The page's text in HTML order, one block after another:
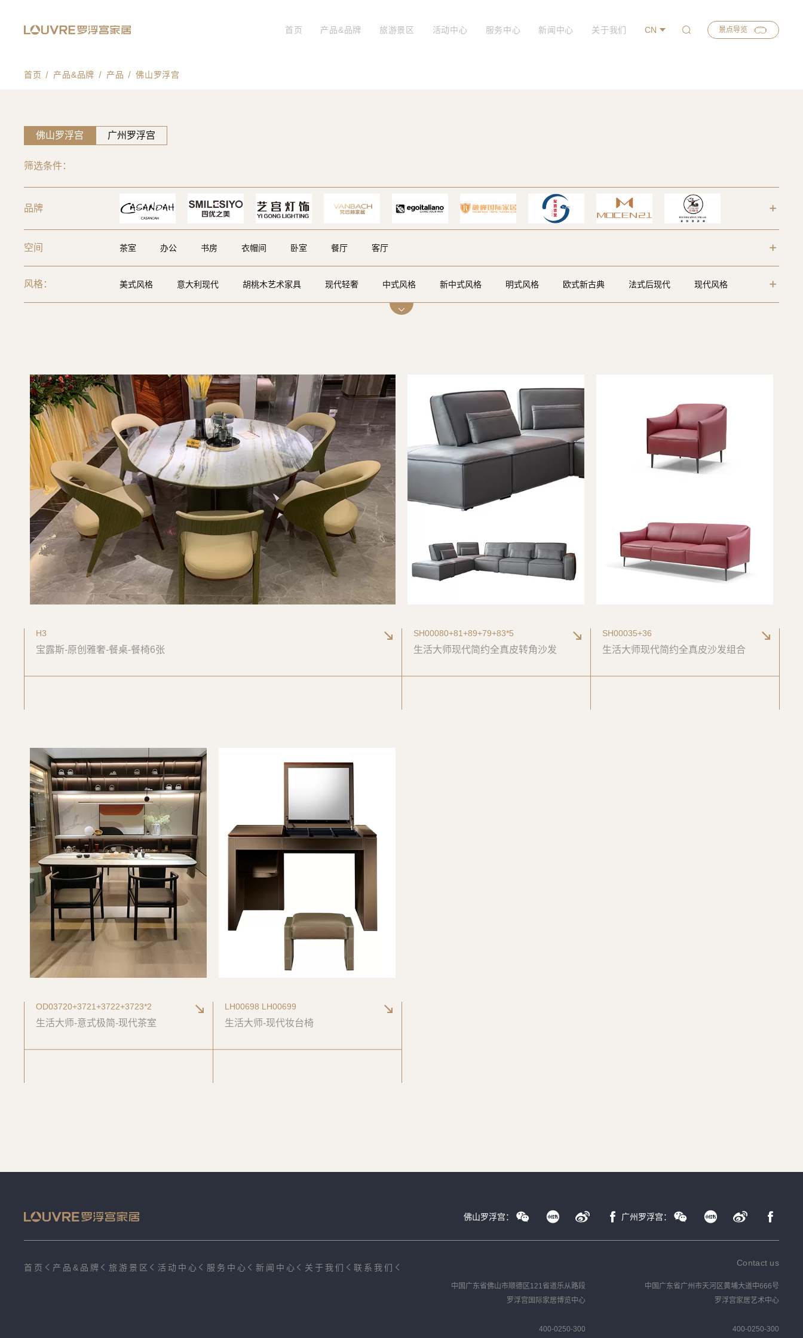
首页 产品&品牌 旅游景区 活动中心 服务中心 新闻中心 关于我们 CN 景点导览
首页 产品&品牌 产品 佛山罗浮宫
佛山罗浮宫 广州罗浮宫
筛选条件：
品牌
空间 茶室 办公 书房 衣帽间 卧室 餐厅 客厅
风格： 美式风格 意大利现代 胡桃木艺术家具 现代轻奢 中式风格 新中式风格 明式风格 欧式新古典 法式后现代 现代风格
H3
宝露斯-原创雅奢-餐桌-餐椅6张
SH00080+81+89+79+83*5
生活大师现代简约全真皮转角沙发
SH00035+36
生活大师现代简约全真皮沙发组合
OD03720+3721+3722+3723*2
生活大师-意式极简-现代茶室
LH00698 LH00699
生活大师-现代妆台椅
佛山罗浮宫： 广州罗浮宫：
首页 产品&品牌 旅游景区 活动中心 服务中心 新闻中心 关于我们 联系我们 Contact us
中国广东省佛山市顺德区121省道乐从路段
罗浮宫国际家居博览中心
400-0250-300
中国广东省广州市天河区黄埔大道中666号
罗浮宫家居艺术中心
400-0250-300